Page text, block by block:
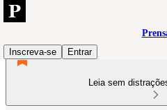
Inscreva-se
Entrar
Leia sem